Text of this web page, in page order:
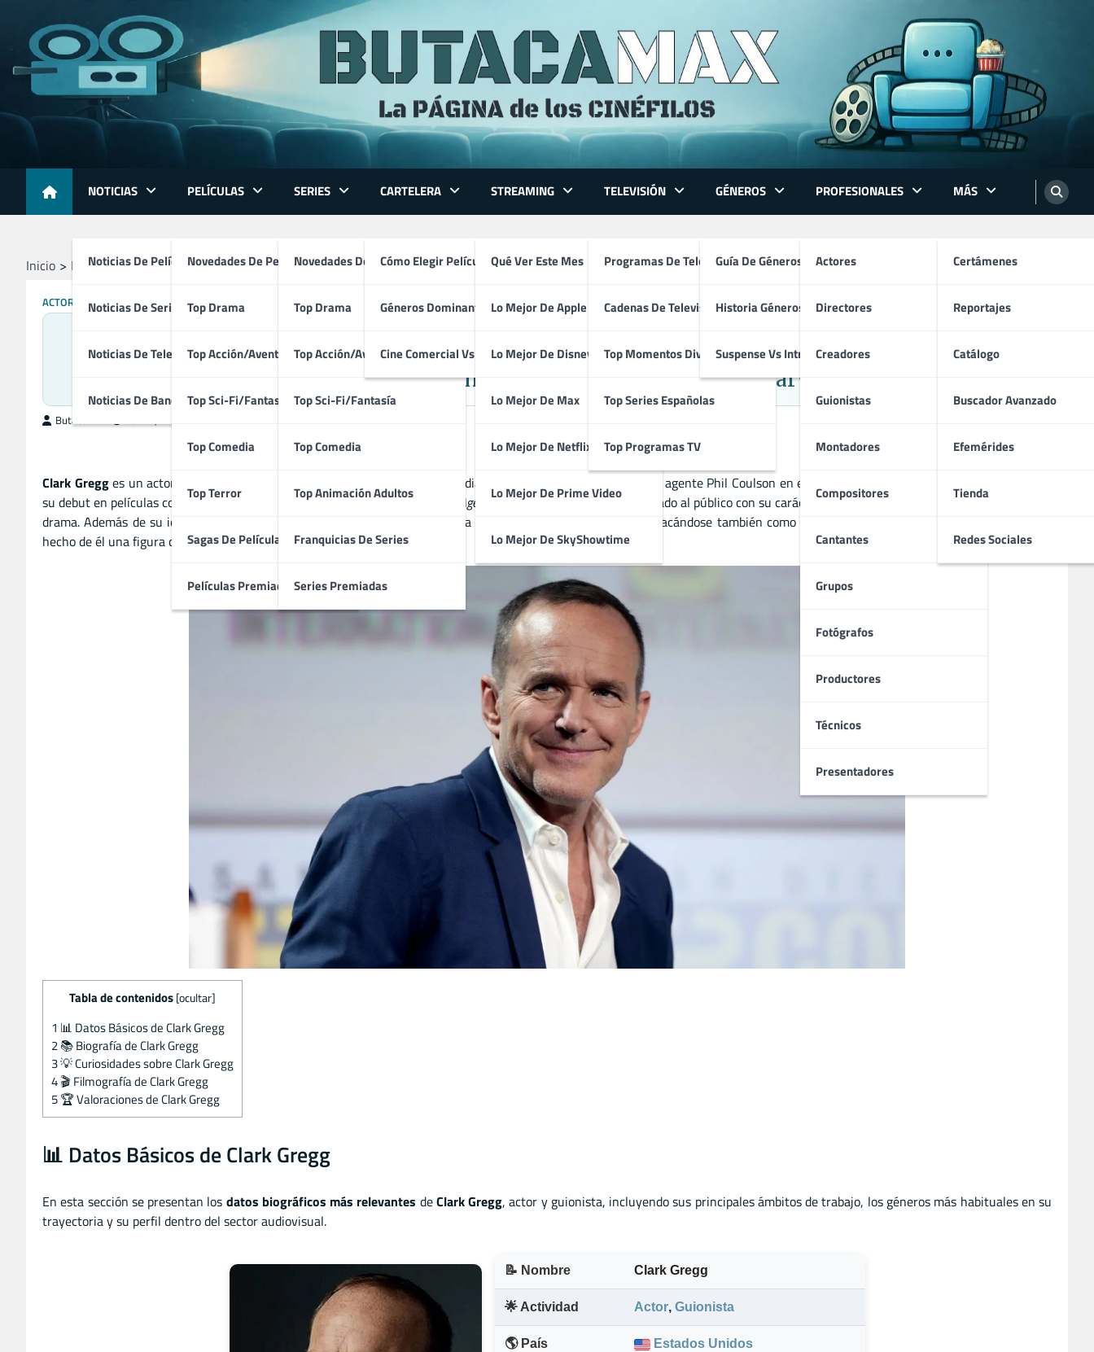
content
NOTICIAS
Noticias De Películas
Noticias De Series
Noticias De Televisión
Noticias De Bandas Sonoras
PELÍCULAS
Novedades De Películas
Top Drama
Top Acción/Aventura
Top Sci-Fi/Fantasía
Top Comedia
Top Terror
Sagas De Películas
Películas Premiadas
SERIES
Novedades De Series
Top Drama
Top Acción/Aventura
Top Sci-Fi/Fantasía
Top Comedia
Top Animación Adultos
Franquicias De Series
Series Premiadas
CARTELERA
Cómo Elegir Película
Géneros Dominantes
Cine Comercial Vs Autor
STREAMING
Qué Ver Este Mes
Lo Mejor De Apple TV
Lo Mejor De Disney+
Lo Mejor De Max
Lo Mejor De Netflix
Lo Mejor De Prime Video
Lo Mejor De SkyShowtime
TELEVISIÓN
Programas De Televisión
Cadenas De Televisión
Top Momentos Divertidos
Top Series Españolas
Top Programas TV
GÉNEROS
Guía De Géneros
Historia Géneros TV
Suspense Vs Intriga
PROFESIONALES
Actores
Directores
Creadores
Guionistas
Montadores
Compositores
Cantantes
Grupos
Fotógrafos
Productores
Técnicos
Presentadores
MÁS
Certámenes
Reportajes
Catálogo
Buscador Avanzado
Efemérides
Tienda
Redes Sociales
Inicio Profesionales Actores Clark Gregg
ACTORES GUIONISTAS
Clark Gregg
De Guionista a Agente Coulson en el Universo Marvel
ButacaMax
Clark Gregges un actor, director y guionista estadounidense, conocido mundialmente por su interpretación del agente Phil Coulson en el Universo Cinematográfico de Marvel. Desde
su debut en películas comoThe Avengers hasta su presencia en series como Agents of S.H.I.E.L.D. , Gregg ha cautivado al público con su carácter carismático y su dominio de la acción y el
drama. Además de su icónica participación en Marvel, ha tenido una exitosa carrera en cine y televisión, destacándose también como director y escritor. Su estilo actoral único ha
hecho de él una figura clave en Hollywood.
Tabla de contenidos [ocultar]
1 📊 Datos Básicos de Clark Gregg
2📚 Biografía de Clark Gregg
3💡 Curiosidades sobre Clark Gregg
4🎬 Filmografía de Clark Gregg
5🏆 Valoraciones de Clark Gregg
📊 Datos Básicos de Clark Gregg
En esta sección se presentan los datos biográficos más relevantes deClark Gregg, actor y guionista, incluyendo sus principales ámbitos de trabajo, los géneros más habituales en su
trayectoria y su perfil dentro del sector audiovisual.
📝 Nombre Clark Gregg
🌟 Actividad Actor, Guionista
🌎 País Estados Unidos